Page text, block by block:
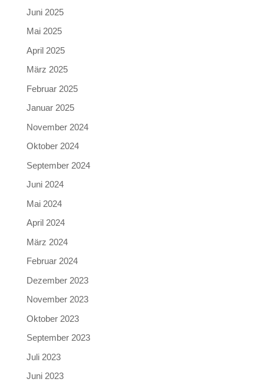
Juni 2025
Mai 2025
April 2025
März 2025
Februar 2025
Januar 2025
November 2024
Oktober 2024
September 2024
Juni 2024
Mai 2024
April 2024
März 2024
Februar 2024
Dezember 2023
November 2023
Oktober 2023
September 2023
Juli 2023
Juni 2023